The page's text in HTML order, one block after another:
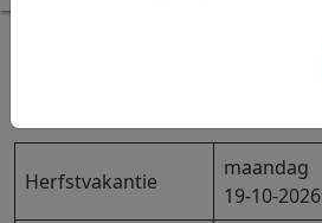
Herfstvakantie
maandag
19-10-2026